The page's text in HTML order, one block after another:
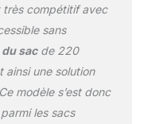
de 5 l et 10 l
avec une
jusqu'à
Les sacs
de 20 l et 30 l
sangles
compétitif avec
sans
sacde 220
ainsi une solution
modèle s’est donc
les sacs